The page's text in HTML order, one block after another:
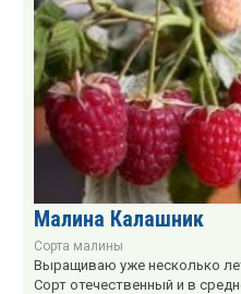
Малина Калашник
Сорта малины
Выращиваю уже несколько
Сорт отечественный и в